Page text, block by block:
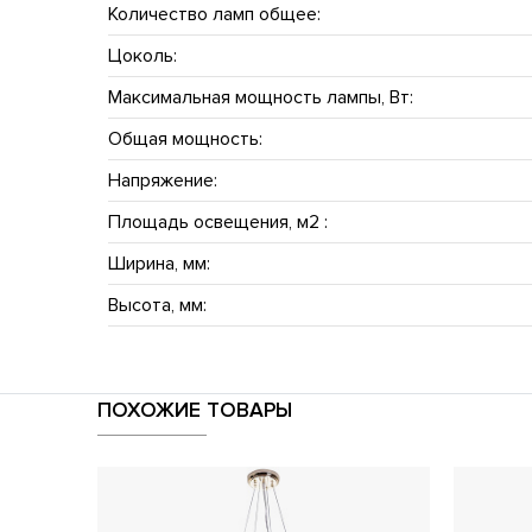
Количество ламп общее:
Цоколь:
Максимальная мощность лампы, Вт:
Общая мощность:
Напряжение:
Площадь освещения, м2 :
Ширина, мм:
Высота, мм:
ПОХОЖИЕ ТОВАРЫ